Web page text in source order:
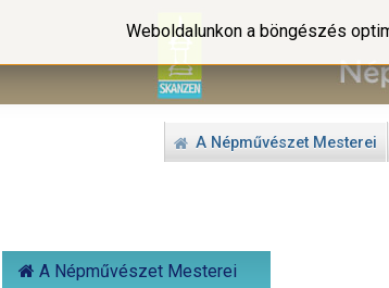
A Népművészet Mesterei
A Népművészet Mesterei
Weboldalunkon a böngészés